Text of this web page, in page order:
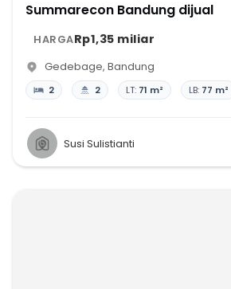
Summarecon Bandung dijual
HARGARp1,35 miliar
Gedebage, Bandung
2 2 LT: 71 m² LB: 77 m²
Susi Sulistianti